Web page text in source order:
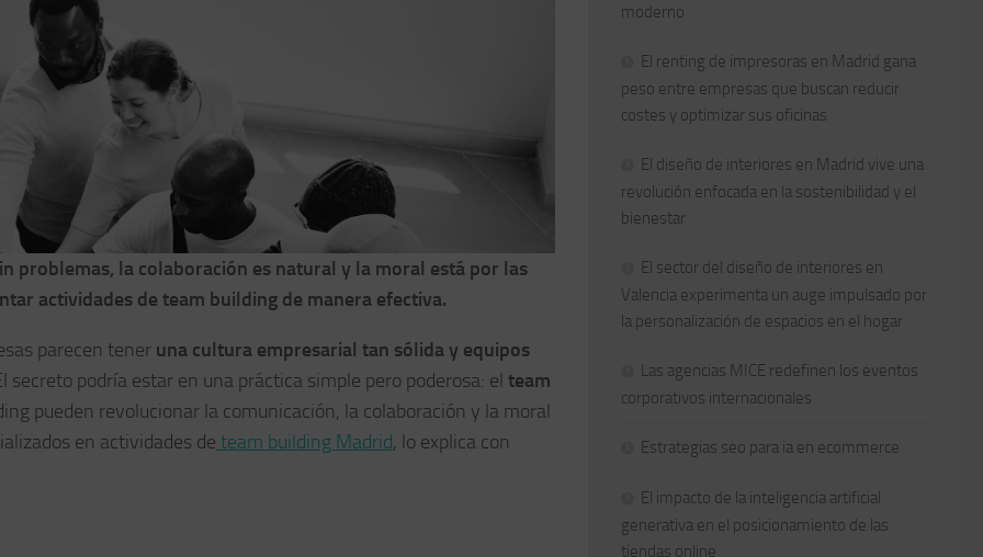
problemas, la colaboración es natural y la moral está por las
actividades de team building de manera efectiva.
parecen tener una cultura empresarial tan sólida y equipos
secreto podría estar en una práctica simple pero poderosa: el team
pueden revolucionar la comunicación, la colaboración y la moral
en actividades de team building Madrid, lo explica con
moderno
El renting de impresoras en Madrid gana
peso entre empresas que buscan reducir
costes y optimizar sus oficinas
El diseño de interiores en Madrid vive una
revolución enfocada en la sostenibilidad y el
bienestar
El sector del diseño de interiores en
Valencia experimenta un auge impulsado por
la personalización de espacios en el hogar
Las agencias MICE redefinen los eventos
corporativos internacionales
Estrategias seo para ia en ecommerce
El impacto de la inteligencia artificial
generativa en el posicionamiento de las
tiendas online